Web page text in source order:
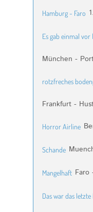
Hamburg - Faro
Es gab einmal
München -
rotzfreches
Frankfurt -
Horror Airline
Schande
Mangelhaft Faro
Das war das